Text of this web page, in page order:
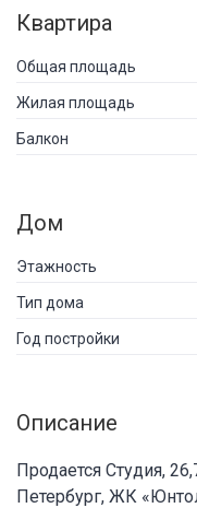
Квартира
Общая площадь
Жилая площадь
Балкон
Дом
Этажность
Тип дома
Год постройки
Описание
Продается Студия,
Петербург, ЖК